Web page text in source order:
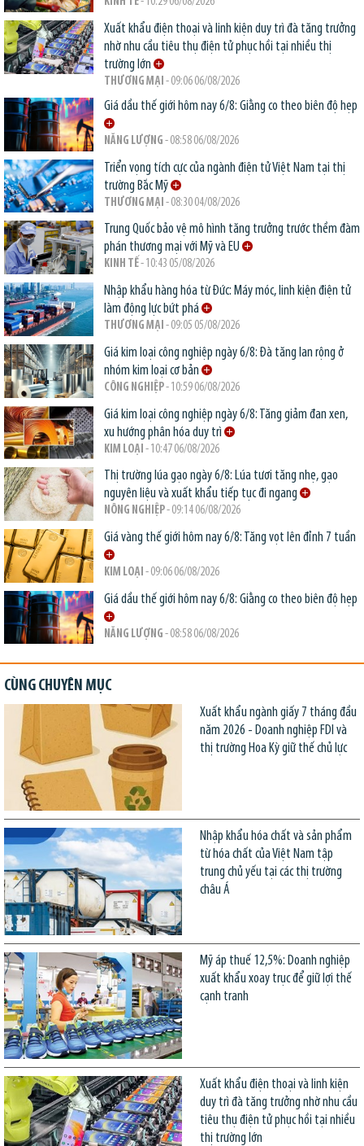
Xuất khẩu điện thoại và linh kiện duy trì đà tăng trưởng
nhờ nhu cầu tiêu thụ điện tử phục hồi tại nhiều thị
trường lớn
THƯƠNG MẠI - 09:06 06/08/2026
Giá dầu thế giới hôm nay 6/8: Giằng co theo biên độ hẹp
NĂNG LƯỢNG - 08:58 06/08/2026
Triển vọng tích cực của ngành điện tử Việt Nam tại thị
trường Bắc Mỹ
THƯƠNG MẠI - 08:30 04/08/2026
Trung Quốc bảo vệ mô hình tăng trưởng trước thềm đàm
phán thương mại với Mỹ và EU
KINH TẾ- 10:43 05/08/2026
Nhập khẩu hàng hóa từ Đức: Máy móc, linh kiện điện tử
làm động lực bứt phá
THƯƠNG MẠI - 09:05 05/08/2026
Giá kim loại công nghiệp ngày 6/8: Đà tăng lan rộng ở
nhóm kim loại cơ bản
CÔNG NGHIỆP- 10:59 06/08/2026
Giá kim loại công nghiệp ngày 6/8: Tăng giảm đan xen,
xu hướng phân hóa duy trì
KIM LOẠI - 10:47 06/08/2026
Thị trường lúa gạo ngày 6/8: Lúa tươi tăng nhẹ, gạo
nguyên liệu và xuất khẩu tiếp tục đi ngang
NÔNG NGHIỆP- 09:14 06/08/2026
Giá vàng thế giới hôm nay 6/8: Tăng vọt lên đỉnh 7 tuần
KIM LOẠI - 09:06 06/08/2026
Giá dầu thế giới hôm nay 6/8: Giằng co theo biên độ hẹp
NĂNG LƯỢNG - 08:58 06/08/2026
CÙNG CHUYÊN MỤC
Xuất khẩu ngành giấy 7 tháng đầu
năm 2026 - Doanh nghiệp FDI và
thị trường Hoa Kỳ giữ thế chủ lực
Nhập khẩu hóa chất và sản phẩm
từ hóa chất của Việt Nam tập
trung chủ yếu tại các thị trường
châu Á
Mỹ áp thuế 12,5%: Doanh nghiệp
xuất khẩu xoay trục để giữ lợi thế
cạnh tranh
Xuất khẩu điện thoại và linh kiện
duy trì đà tăng trưởng nhờ nhu cầu
tiêu thụ điện tử phục hồi tại nhiều
thị trường lớn